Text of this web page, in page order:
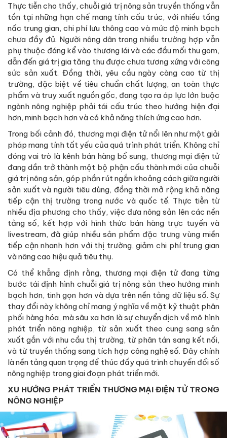
Thực tiễn cho thấy, chuỗi giá trị nông sản truyền thống vẫn
tồn tại những hạn chế mang tính cấu trúc, với nhiều tầng
nấc trung gian, chi phí lưu thông cao và mức độ minh bạch
chưa đầy đủ. Người nông dân trong nhiều trường hợp vẫn
phụ thuộc đáng kể vào thương lái và các đầu mối thu gom,
dẫn đến giá trị gia tăng thu được chưa tương xứng với công
sức sản xuất. Đồng thời, yêu cầu ngày càng cao từ thị
trường, đặc biệt về tiêu chuẩn chất lượng, an toàn thực
phẩm và truy xuất nguồn gốc, đang tạo ra áp lực lớn buộc
ngành nông nghiệp phải tái cấu trúc theo hướng hiện đại
hơn, minh bạch hơn và có khả năng thích ứng cao hơn.
Trong bối cảnh đó, thương mại điện tử nổi lên như một giải
pháp mang tính tất yếu của quá trình phát triển. Không chỉ
đóng vai trò là kênh bán hàng bổ sung, thương mại điện tử
đang dần trở thành một bộ phận cấu thành mới của chuỗi
giá trị nông sản, góp phần rút ngắn khoảng cách giữa người
sản xuất và người tiêu dùng, đồng thời mở rộng khả năng
tiếp cận thị trường trong nước và quốc tế. Thực tiễn từ
nhiều địa phương cho thấy, việc đưa nông sản lên các nền
tảng số, kết hợp với hình thức bán hàng trực tuyến và
livestream, đã giúp nhiều sản phẩm đặc trưng vùng miền
tiếp cận nhanh hơn với thị trường, giảm chi phí trung gian
và nâng cao hiệu quả tiêu thụ.
Có thể khẳng định rằng, thương mại điện tử đang từng
bước tái định hình chuỗi giá trị nông sản theo hướng minh
bạch hơn, tinh gọn hơn và dựa trên nền tảng dữ liệu số. Sự
thay đổi này không chỉ mang ý nghĩa về mặt kỹ thuật phân
phối hàng hóa, mà sâu xa hơn là sự chuyển dịch về mô hình
phát triển nông nghiệp, từ sản xuất theo cung sang sản
xuất gắn với nhu cầu thị trường, từ phân tán sang kết nối,
và từ truyền thống sang tích hợp công nghệ số. Đây chính
là nền tảng quan trọng để thúc đẩy quá trình chuyển đổi số
nông nghiệp trong giai đoạn phát triển mới.
XU HƯỚNG PHÁT TRIỂN THƯƠNG MẠI ĐIỆN TỬ TRONG
NÔNG NGHIỆP